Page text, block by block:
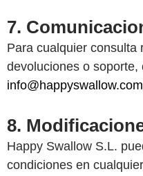
7.
Para cualquier consulta
devoluciones o soporte,
info@happyswallow.com
8.
Happy Swallow S.L.
condiciones en